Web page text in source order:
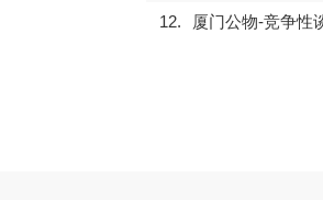
12. 厦门公物-竞争性